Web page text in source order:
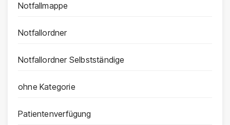
Notfallmappe
Notfallordner
Notfallordner Selbstständige
ohne Kategorie
Patientenverfügung